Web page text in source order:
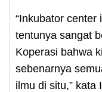
“Inkubator center
tentunya sangat
Koperasi bahwa
sebenarnya
ilmu di situ,” kata